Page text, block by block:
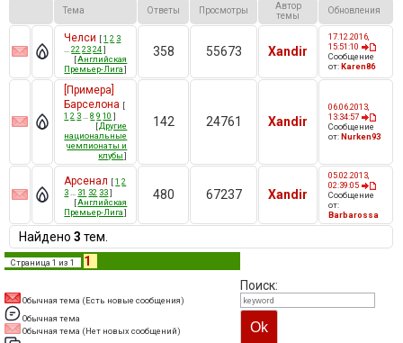
Тема Ответы Просмотры
Автор
темы
Обновления
Челси [1 2 3
…22 23 24]
[Английская
Премьер-Лига ]
358 55673 Xandir
17.12.2016,
15:51:10
Сообщение
от:Karen86
[Примера]
Барселона [
1 2 3 …8 9 10 ]
[Другие
национальные
чемпионаты и
клубы ]
142 24761 Xandir
06.06.2013,
13:34:57
Сообщение
от:Nurken93
Арсенал [1 2
3
31 32 33]
[Английская
Премьер-Лига ]
480 67237 Xandir
05.02.2013,
02:39:05
Сообщение
от:
Barbarossa
Найдено3 тем.
Страница 1 из 1 1
Обычная тема (Есть новые сообщения)
Обычная тема
Обычная тема (Нет новых сообщений)
Поиск: